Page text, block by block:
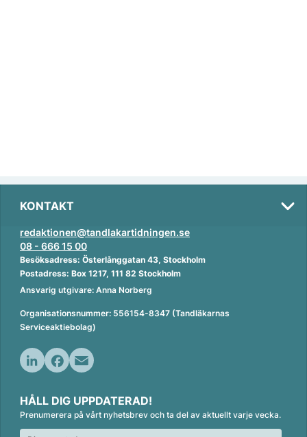
KONTAKT
redaktionen@tandlakartidningen.se
08 - 666 15 00
Besöksadress: Österlånggatan 43, Stockholm
Postadress: Box 1217, 111 82 Stockholm
Ansvarig utgivare: Anna Norberg
Organisationsnummer: 556154-8347 (Tandläkarnas
Serviceaktiebolag)
n
k
e
c
e
b
a
i
l
HÅLL DIG UPPDATERAD!
Prenumerera på vårt nyhetsbrev och ta del av aktuellt varje vecka.